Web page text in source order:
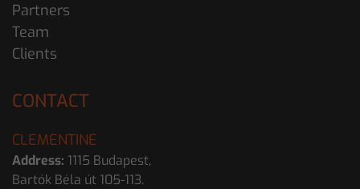
Partners
Team
Clients
CONTACT
CLEMENTINE
Address: 1115 Budapest,
Bartók Béla út 105-113.